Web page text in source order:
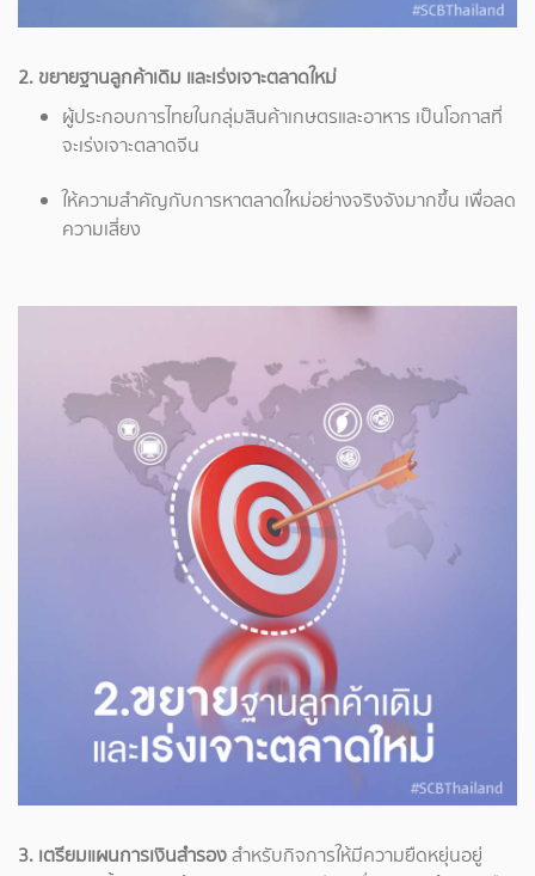
2. ขยายฐานลูกค้าเดิม และเร่งเจาะตลาดใหม่
ผู้ประกอบการไทยในกลุ่มสินค้าเกษตรและอาหาร เป็นโอกาสที่
จะเร่งเจาะตลาดจีน
ให้ความสำคัญกับการหาตลาดใหม่อย่างจริงจังมากขึ้น เพื่อลด
ความเสี่ยง
3. เตรียมแผนการเงินสำรองสำหรับกิจการให้มีความยืดหยุ่นอยู่